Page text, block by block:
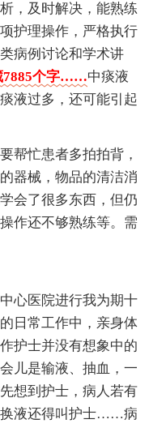
，及时解决，能熟练
护理操作，严格执行
病例讨论和学术讲
个字……中痰液
液过多，还可能引起
帮忙患者多拍拍背，
器械，物品的清洁消
会了很多东西，但仍
作还不够熟练等。需
心医院进行我为期十
日常工作中，亲身体
护士并没有想象中的
儿是输液、抽血，一
想到护士，病人若有
换液还得叫护士……病